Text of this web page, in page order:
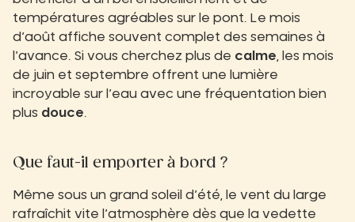
températures agréables sur le pont. Le mois
d’août affiche souvent complet des semaines à
l’avance. Si vous cherchez plus de calme, les mois
de juin et septembre offrent une lumière
incroyable sur l’eau avec une fréquentation bien
plus douce.
Que faut-il emporter à bord ?
Même sous un grand soleil d’été, le vent du large
rafraîchit vite l’atmosphère dès que la vedette